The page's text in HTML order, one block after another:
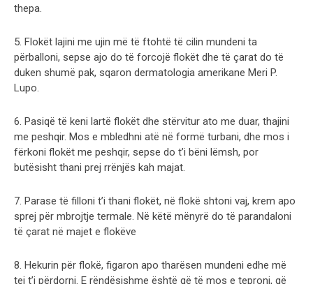
thepa.
5. Flokët lajini me ujin më të ftohtë të cilin mundeni ta
përballoni, sepse ajo do të forcojë flokët dhe të çarat do të
duken shumë pak, sqaron dermatologia amerikane Meri P.
Lupo.
6. Pasiqë të keni lartë flokët dhe stërvitur ato me duar, thajini
me peshqir. Mos e mbledhni atë në formë turbani, dhe mos i
fërkoni flokët me peshqir, sepse do t’i bëni lëmsh, por
butësisht thani prej rrënjës kah majat.
7. Parase të filloni t’i thani flokët, në flokë shtoni vaj, krem apo
sprej për mbrojtje termale. Në këtë mënyrë do të parandaloni
të çarat në majet e flokëve
8. Hekurin për flokë, figaron apo tharësen mundeni edhe më
tej t’i përdorni. E rëndësishme është që të mos e teproni, që